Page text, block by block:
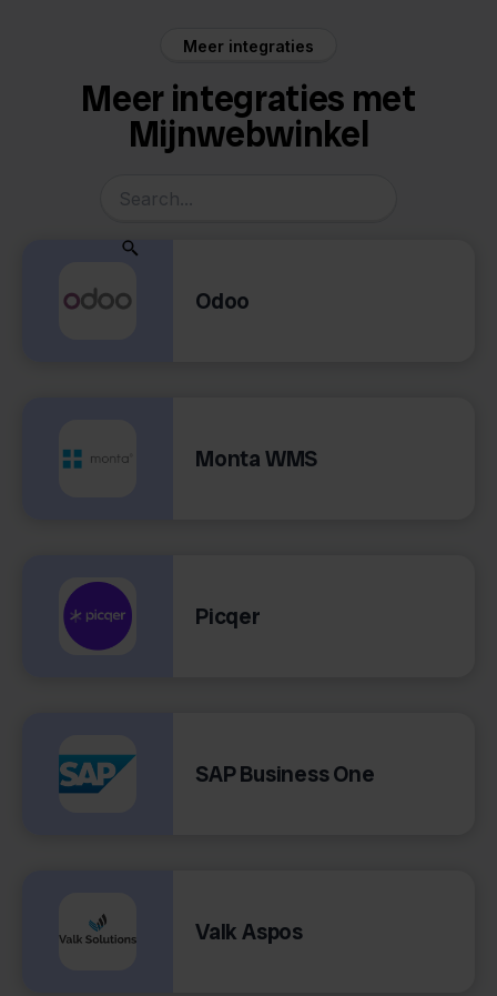
Meer integraties
Meer integraties met
Mijnwebwinkel
Odoo
Monta WMS
Picqer
SAP Business One
Valk Aspos